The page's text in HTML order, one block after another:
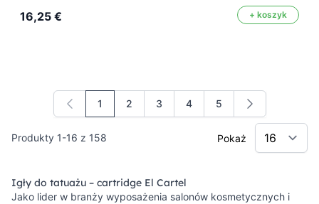
16,25 € + koszyk
Produkty 1-16 z 158
Aktualnie czytasz stronę
1 Strona
2 Strona
3 Strona
4 Strona
5
Pokaż
Igły do tatuażu – cartridge El Cartel
Jako lider w branży wyposażenia salonów kosmetycznych i